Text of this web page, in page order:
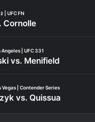
| UFC FN
Cornolle
| UFC 331
vs. Menifield
Vegas | Contender Series
vs. Quissua